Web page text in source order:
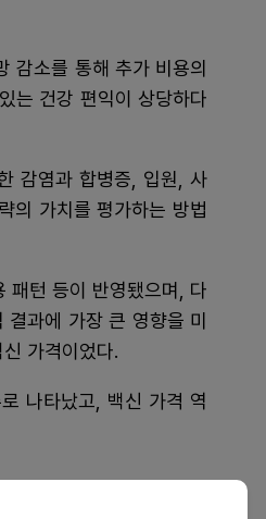
감소를 통해 추가 비용의
는 건강 편익이 상당하다
감염과 합병증, 입원, 사
의 가치를 평가하는 방법
패턴 등이 반영됐으며, 다
과에 가장 큰 영향을 미
가격이었다.
나타났고, 백신 가격 역